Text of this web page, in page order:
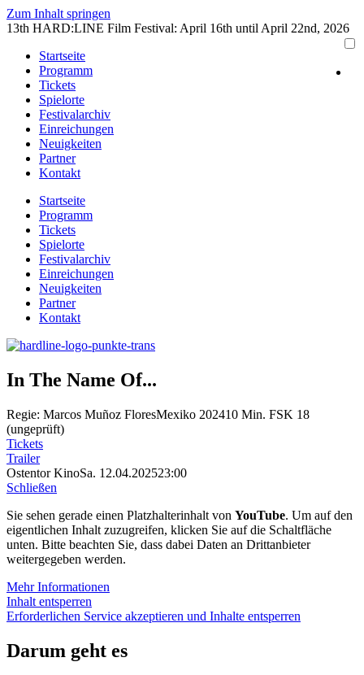
Zum Inhalt springen
13th HARD:LINE Film Festival: April 16th until April 22nd, 2026
Startseite
Programm
Tickets
Spielorte
Festivalarchiv
Einreichungen
Neuigkeiten
Partner
Kontakt
Startseite
Programm
Tickets
Spielorte
Festivalarchiv
Einreichungen
Neuigkeiten
Partner
Kontakt
In The Name Of...
Regie: Marcos Muñoz FloresMexiko 202410 Min. FSK 18
(ungeprüft)
Tickets
Trailer
Ostentor KinoSa. 12.04.202523:00
Schließen
Sie sehen gerade einen Platzhalterinhalt von YouTube. Um auf den
eigentlichen Inhalt zuzugreifen, klicken Sie auf die Schaltfläche
unten. Bitte beachten Sie, dass dabei Daten an Drittanbieter
weitergegeben werden.
Mehr Informationen
Inhalt entsperren
Erforderlichen Service akzeptieren und Inhalte entsperren
Darum geht es